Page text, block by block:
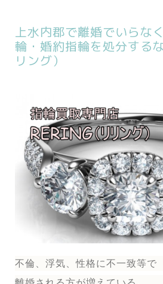
上水内郡で離婚でいらな
輪・婚約指輪を処分する
リング）
不倫、浮気、性格に不一致等で